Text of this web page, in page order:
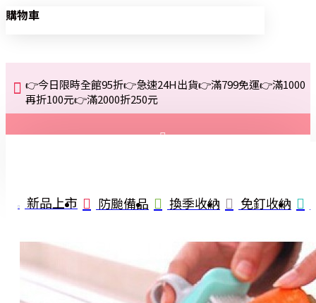
購物車
👉今日限時全館95折👉急速24H出貨👉滿799免運👉滿1000
再折100元👉滿2000折250元
註冊
新品上市 防颱備品 換季收納 免釘收納